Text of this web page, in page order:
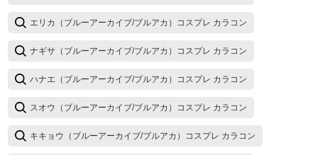
エリカ（ブルーアーカイブ/ブルアカ）コスプレ カラコン
ナギサ（ブルーアーカイブ/ブルアカ）コスプレ カラコン
ハナエ（ブルーアーカイブ/ブルアカ）コスプレ カラコン
スオウ（ブルーアーカイブ/ブルアカ）コスプレ カラコン
キキョウ（ブルーアーカイブ/ブルアカ）コスプレ カラコン